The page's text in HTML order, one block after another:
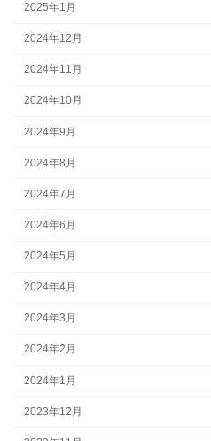
2025年1月
2024年12月
2024年11月
2024年10月
2024年9月
2024年8月
2024年7月
2024年6月
2024年5月
2024年4月
2024年3月
2024年2月
2024年1月
2023年12月